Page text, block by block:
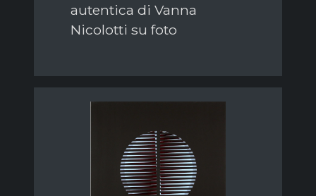
autentica di Vanna
Nicolotti su foto